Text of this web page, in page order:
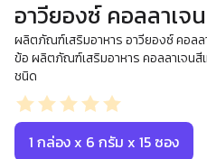
อาวียองซ์ คอลลาเจ
ผลิตภัณฑ์เสริมอาหาร อาวียองซ์ คอล
ข้อ ผลิตภัณฑ์เสริมอาหาร คอลลาเจนสี
ชนิด
1 กล่อง x 6 กรัม x 15 ซอง